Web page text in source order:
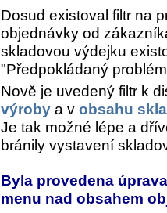
Dosud existoval filtr na
objednávky od
skladovou výdejku
"Předpokládaný
Nově je uvedený filtr k
výroby a v obsahu
Je tak možné lépe a
bránily vystavení
Byla provedena
menu nad obsahem